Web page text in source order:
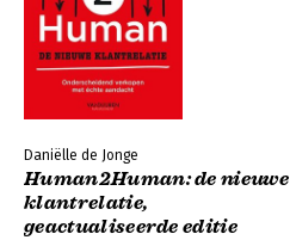
Daniëlle de Jonge
Human2Human: de nieuwe
klantrelatie,
geactualiseerde editie